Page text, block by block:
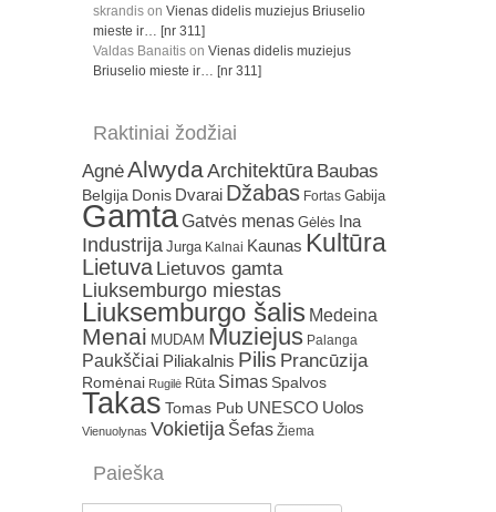
skrandis on Vienas didelis muziejus Briuselio
mieste ir… [nr 311]
Valdas Banaitis on Vienas didelis muziejus
Briuselio mieste ir… [nr 311]
Raktiniai žodžiai
AgnėAlwydaArchitektūra Baubas
Belgija Donis Dvarai Džabas Fortas Gabija
GamtaGatvės menas Gėlės Ina
Industrija Jurga Kalnai Kaunas Kultūra
Lietuva Lietuvos gamta
Liuksemburgo miestas
Liuksemburgo šalis Medeina
Menai MUDAM Muziejus Palanga
Paukščiai Piliakalnis Pilis Prancūzija
Romėnai Rugilė Rūta Simas Spalvos
Takas Tomas Pub UNESCO Uolos
Vienuolynas Vokietija Šefas Žiema
Paieška
Search